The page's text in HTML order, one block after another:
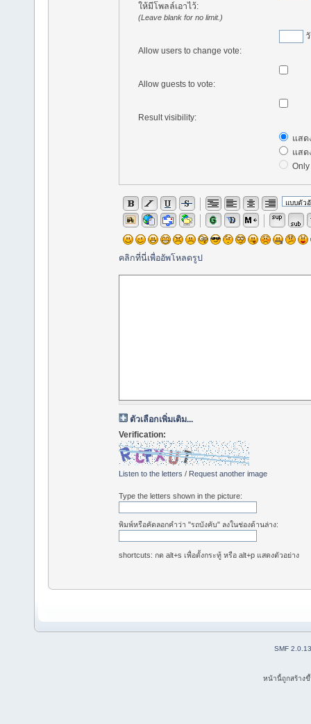
ให้มีโพลล์เอาไว้:
(Leave blank for no limit.)
Allow users to change vote:
Allow guests to vote:
Result visibility:
แสด
แสด
คลิกที่นี่เพื่ออัพโหลดรูป
ตัวเลือกเพิ่มเติม...
Verification:
Listen to the letters / Request another image
Type the letters shown in the picture:
พิมพ์หรือคัดลอกคำว่า "รถบังคับ" ลงในช่องด้านล่าง:
shortcuts: กด alt+s เพื่อตั้งกระทู้ หรือ alt+p แสดงตัวอย่าง
SMF 2.0.13
หน้านี้ถูกสร้าง